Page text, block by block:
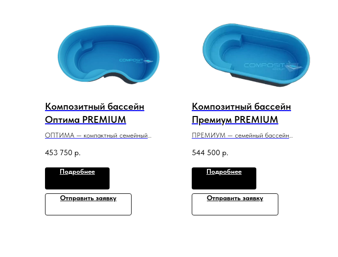
Композитный бассейн
Оптима PREMIUM
ОПТИМА — компактный семейный
идеально подойдет для небольшого участка
или помещения.
4 м x 2,35 м x 1,5 м
453 750 р.
Подробнее
Отправить заявку
Композитный бассейн
Премиум PREMIUM
ПРЕМИУМ — семейный бассейн
подойдет для небольшого участка
и помещения.
5,03 м x 2,5 м x 1,3 м
544 500 р.
Подробнее
Отправить заявку